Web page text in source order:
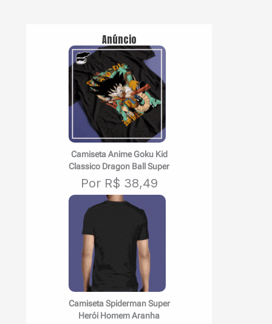
Anúncio
Camiseta Anime Goku Kid
Classico Dragon Ball Super
Por R$ 38,49
Camiseta Spiderman Super
Herói Homem Aranha